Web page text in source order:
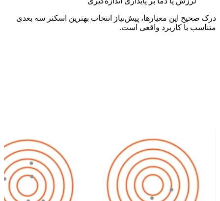
درک صحیح این معیارها، پیش‌نیاز انتخاب بهترین اسکنر سه بعدی
متناسب با کاربرد واقعی است.